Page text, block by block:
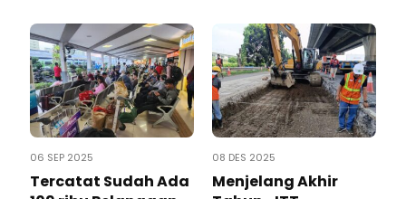
06 SEP 2025
Tercatat Sudah Ada
08 DES 2025
Menjelang Akhir